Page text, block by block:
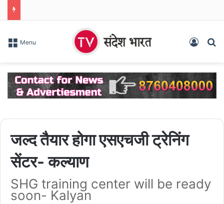
Menu Log In
जल्द तैयार होगा एसएचजी ट्रेनिंग
सेंटर- कल्याण
SHG training center will be ready
soon- Kalyan